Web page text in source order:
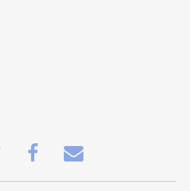
Tweet
that
enrolled
Post
message
Email
someone
say